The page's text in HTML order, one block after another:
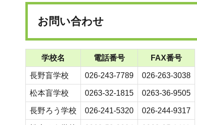
お問い合わせ
学校名 電話番号 FAX番号
長野盲学校 026-243-7789 026-263-3038
松本盲学校 0263-32-1815 0263-36-9505
長野ろう学校 026-241-5320 026-244-9317